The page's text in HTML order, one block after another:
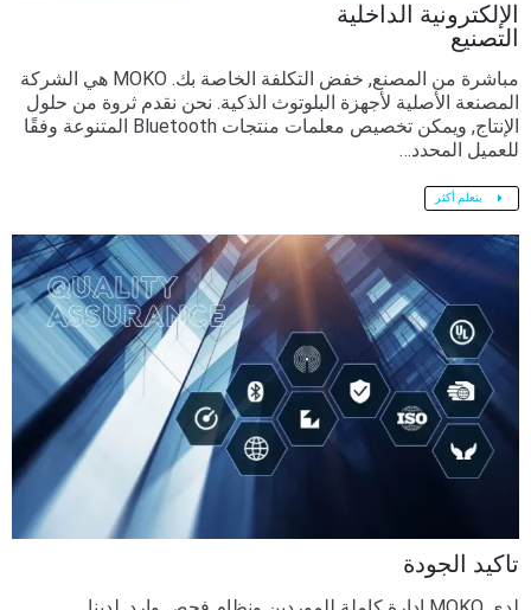
الإلكترونية الداخلية
التصنيع
مباشرة من المصنع, خفض التكلفة الخاصة بك. MOKO هي الشركة
المصنعة الأصلية لأجهزة البلوتوث الذكية. نحن نقدم ثروة من حلول
الإنتاج, ويمكن تخصيص معلمات منتجات Bluetooth المتنوعة وفقًا
للعميل المحدد…
يتعلم أكثر
تاكيد الجودة